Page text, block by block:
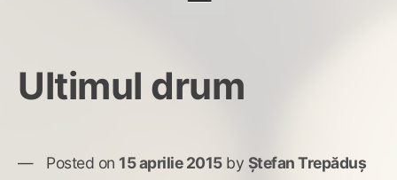
Ultimul drum
Posted on 15 aprilie 2015by Ștefan Trepăduș